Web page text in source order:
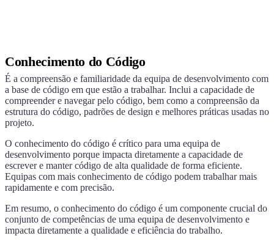
Conhecimento do Código
É a compreensão e familiaridade da equipa de desenvolvimento com
a base de código em que estão a trabalhar. Inclui a capacidade de
compreender e navegar pelo código, bem como a compreensão da
estrutura do código, padrões de design e melhores práticas usadas no
projeto.
O conhecimento do código é crítico para uma equipa de
desenvolvimento porque impacta diretamente a capacidade de
escrever e manter código de alta qualidade de forma eficiente.
Equipas com mais conhecimento de código podem trabalhar mais
rapidamente e com precisão.
Em resumo, o conhecimento do código é um componente crucial do
conjunto de competências de uma equipa de desenvolvimento e
impacta diretamente a qualidade e eficiência do trabalho.